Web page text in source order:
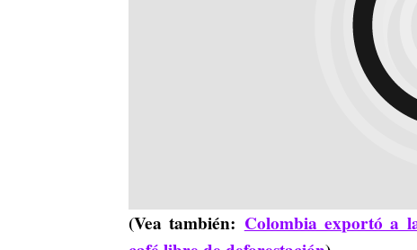
(Vea también: Colombia exportó a